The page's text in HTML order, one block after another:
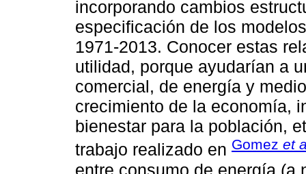
incorporando cambios
especificación de los
1971-2013. Conocer estas
utilidad, porque ayudarían a
comercial, de energía y
crecimiento de la economía,
bienestar para la población,
trabajo realizado en Gomez et
entre consumo de energía (a